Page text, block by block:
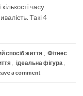
часу
Такі 4
спосіб життя
Фітнес
ідеальна фігура
a comment